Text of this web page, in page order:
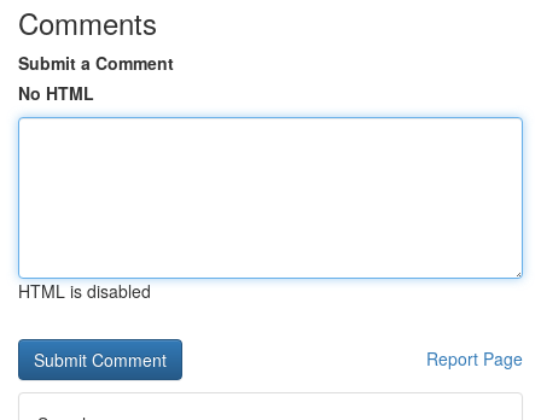
Comments
Submit a Comment
No HTML
HTML is disabled
Report Page